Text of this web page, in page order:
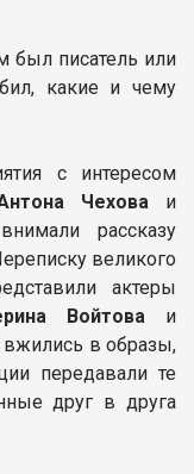
был писатель или
какие и чему
с интересом
Чехова и
рассказу
великого
актеры
Войтова и
вжились в образы,
передавали те
друг в друга